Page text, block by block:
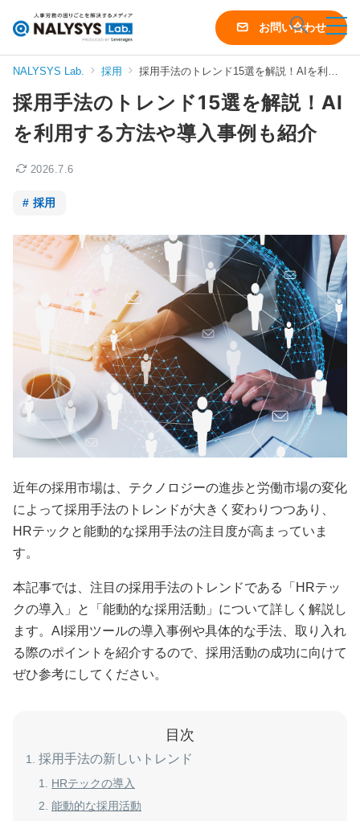
シ
ス
ラ
お問い合わせ
NALYSYS Lab. 採用 採用手法のトレンド15選を解説！AIを利用する方法や導入事例も紹介
採用手法のトレンド15選を解説！AI
を利用する方法や導入事例も紹介
2026.7.6
採用
近年の採用市場は、テクノロジーの進歩と労働市場の変化
によって採用手法のトレンドが大きく変わりつつあり、
HRテックと能動的な採用手法の注目度が高まっていま
す。
本記事では、注目の採用手法のトレンドである「HRテッ
クの導入」と「能動的な採用活動」について詳しく解説し
ます。AI採用ツールの導入事例や具体的な手法、取り入れ
る際のポイントを紹介するので、採用活動の成功に向けて
ぜひ参考にしてください。
目次
採用手法の新しいトレンド
HRテックの導入
能動的な採用活動